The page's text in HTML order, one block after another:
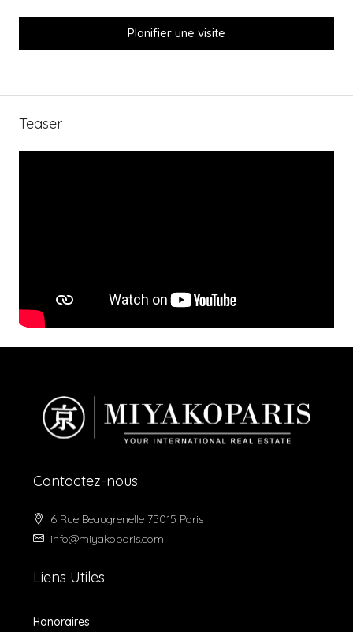
Planifier une visite
Teaser
Contactez-nous
6 Rue Beaugrenelle 75015 Paris
info@miyakoparis.com
Liens Utiles
Honoraires